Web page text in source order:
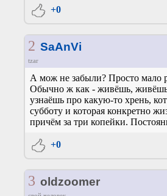
+0
2 SaAnVi
tzar
А мож не забыли? Просто мало
Обычно ж как - живёшь,
узнаёшь про какую-то хрень,
субботу и которая конкретно
причём за три копейки.
+0
3 oldzoomer